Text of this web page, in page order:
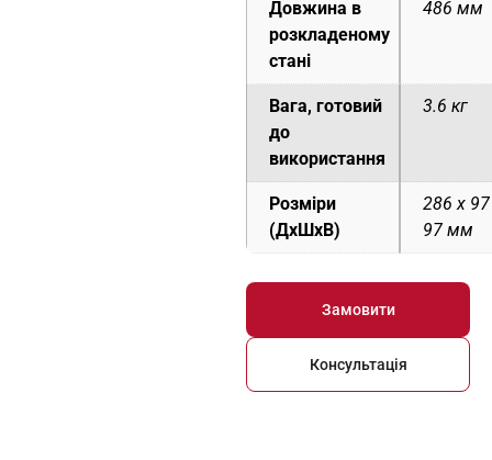
Довжина в
розкладеному
стані
486 мм
Вага, готовий
до
використання
3.6 кг
Розміри
(ДxШxВ)
286 x
97 мм
Замовити
Консультація